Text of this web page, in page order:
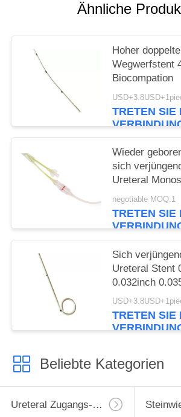
Ähnliche
Hoher
Wegwerfstent
Biocompation
TRETEN SIE
Wieder
sich
Ureteral
negotiable MOQ:1
TRETEN SIE
Sich
Ureteral Stent
0.032inch
TRETEN SIE
Beliebte Kategorien
Ureteral Zugangs-Hülle